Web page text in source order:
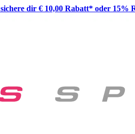
sichere dir € 10,00 Rabatt* oder 15%